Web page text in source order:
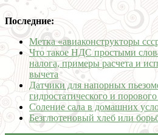
Последние:
Метка «авиаконструкторы
Что такое НДС простыми
налога, примеры расчета и
вычета
Датчики для напорных
гидростатического и
Соление сала в домашних
Безглютеновый хлеб или